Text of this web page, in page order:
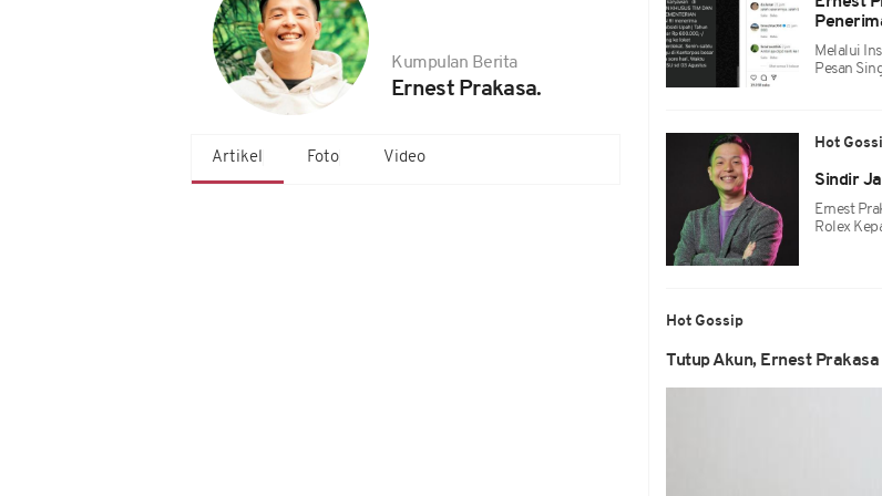
Kumpulan Berita
Ernest Prakasa.
Artikel Foto Video
Melalui
Pesan
Hot
Sindir
Ernest
Rolex
Hot Gossip
Tutup Akun, Ernest